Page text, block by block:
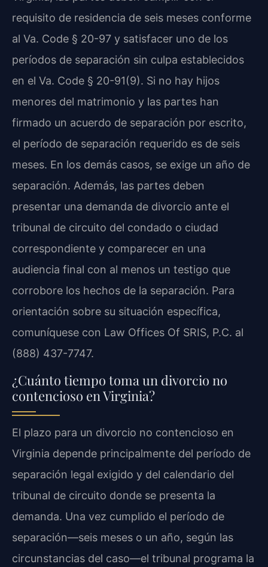
requisito de residencia de seis meses conforme
al Va. Code § 20-97 y satisfacer uno de los
períodos de separación sin culpa establecidos
en el Va. Code § 20-91(9). Si no hay hijos
menores del matrimonio y las partes han
firmado un acuerdo de separación por escrito,
el período de separación requerido es de seis
meses. En los demás casos, se exige un año de
separación. Además, las partes deben
presentar una demanda de divorcio ante el
tribunal de circuito del condado o ciudad
correspondiente y comparecer en una
audiencia final con al menos un testigo que
corrobore los hechos de la separación. Para
orientación sobre su situación específica,
comuníquese con Law Offices Of SRIS, P.C. al
(888) 437-7747.
¿Cuánto tiempo toma un divorcio no
contencioso en Virginia?
El plazo para un divorcio no contencioso en
Virginia depende principalmente del período de
separación legal exigido y del calendario del
tribunal de circuito donde se presenta la
demanda. Una vez cumplido el período de
separación—seis meses o un año, según las
circunstancias del caso—el tribunal programa la